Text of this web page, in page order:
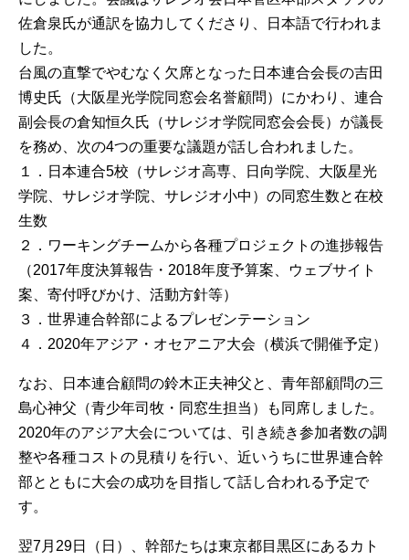
佐倉泉氏が通訳を協力してくださり、日本語で行われま
した。
台風の直撃でやむなく欠席となった日本連合会長の吉田
博史氏（大阪星光学院同窓会名誉顧問）にかわり、連合
副会長の倉知恒久氏（サレジオ学院同窓会会長）が議長
を務め、次の4つの重要な議題が話し合われました。
１．日本連合5校（サレジオ高専、日向学院、大阪星光
学院、サレジオ学院、サレジオ小中）の同窓生数と在校
生数
２．ワーキングチームから各種プロジェクトの進捗報告
（2017年度決算報告・2018年度予算案、ウェブサイト
案、寄付呼びかけ、活動方針等）
３．世界連合幹部によるプレゼンテーション
４．2020年アジア・オセアニア大会（横浜で開催予定）
なお、日本連合顧問の鈴木正夫神父と、青年部顧問の三
島心神父（青少年司牧・同窓生担当）も同席しました。
2020年のアジア大会については、引き続き参加者数の調
整や各種コストの見積りを行い、近いうちに世界連合幹
部とともに大会の成功を目指して話し合われる予定で
す。
翌7月29日（日）、幹部たちは東京都目黒区にあるカト